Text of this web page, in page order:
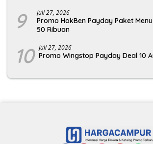
9 Juli 27, 2026
Promo HokBen Payday Paket
50 Ribuan
10 Juli 27, 2026
Promo Wingstop Payday Deal 10